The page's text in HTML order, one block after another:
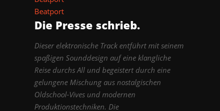
Beatport
Die Presse schrieb.
Dieser elektronische Track entführt mit seinem
spaßigen Sounddesign auf eine klangliche
Reise durchs All und begeistert durch eine
gelungene Mischung aus nostalgischen
Oldschool-Vives und modernen
Produktionstechniken. Die